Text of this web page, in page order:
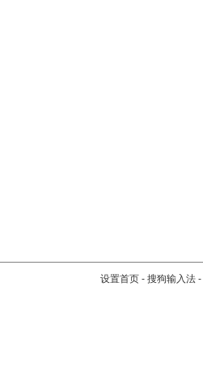
设置首页 - 搜狗输入法 -